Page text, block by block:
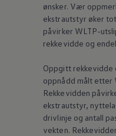
ønsker. Vær
ekstrautstyr øker
påvirker WLTP-
rekkevidde og
Oppgitt rekkevidde
oppnådd målt
Rekkevidden
ekstrautstyr,
drivlinje og antall
vekten.